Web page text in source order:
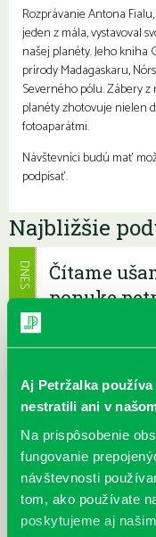
Aj Petržalka
nestratili ani v
Na prispôsobenie
fungovanie
návštevnosti
tom, ako používate
poskytujeme aj
Rozprávanie Antona
jeden z mála, vystavoval
našej planéty. Jeho
prírody Madagaskaru,
Severného pólu. Zábery
planéty zhotovuje nielen
fotoaparátmi.
Návštevníci budú mať
podpísať.
Najbližšie
Čítame
ponuke
Máme skvelé
papierové knihy a e-
DNES
Výdajný
Každý deň
Výdajný box na
vchode do
je užívateľsky veľmi